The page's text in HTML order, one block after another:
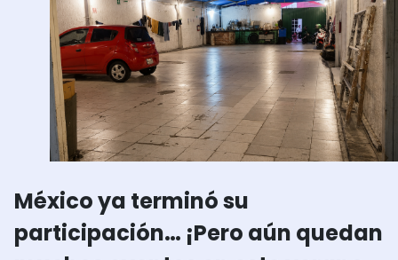
México ya terminó su
participación… ¡Pero aún quedan